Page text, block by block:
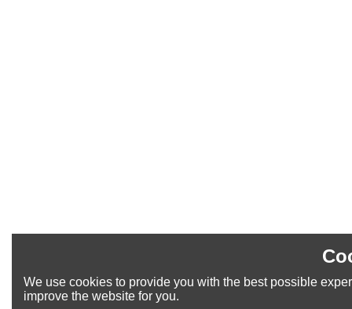
We use cookies to provide you with the best possible
improve the website for you.